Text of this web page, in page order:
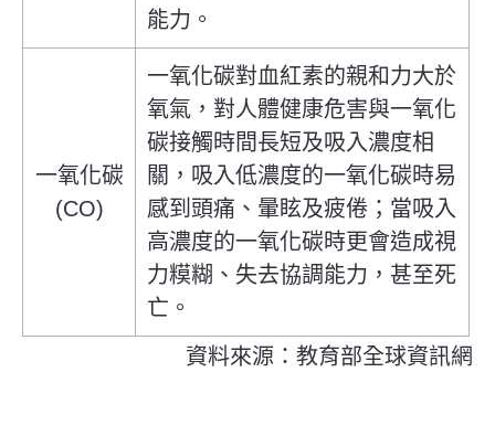
能力。
一氧化碳
(CO)
一氧化碳對血紅素的親和力大於
氧氣，對人體健康危害與一氧化
碳接觸時間長短及吸入濃度相
關，吸入低濃度的一氧化碳時易
感到頭痛、暈眩及疲倦；當吸入
高濃度的一氧化碳時更會造成視
力糢糊、失去協調能力，甚至死
亡。
資料來源：教育部全球資訊網